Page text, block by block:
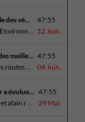
Québec recule sur sa cible des véhicules électriques
47:55
12 Juin.
Un regroupement pour des meilleures routes au Québec 47:55
04 Juin.
Comment le bilan routier a évoluer depuis 1973 47:55
29 Mai.